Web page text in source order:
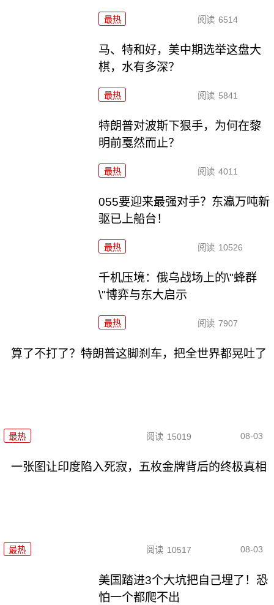
最热 阅读 6514
马、特和好，美中期选举这盘大
棋，水有多深？
最热 阅读 5841
特朗普对波斯下狠手，为何在黎
明前戛然而止？
最热 阅读 4011
055要迎来最强对手？东瀛万吨新
驱已上船台！
最热 阅读 10526
千机压境：俄乌战场上的\"蜂群
\"博弈与东大启示
最热 阅读 7907
算了不打了？特朗普这脚刹车，把全世界都晃吐了
最热 阅读 15019 08-03
一张图让印度陷入死寂，五枚金牌背后的终极真相
最热 阅读 10517 08-03
美国踏进3个大坑把自己埋了！恐
怕一个都爬不出